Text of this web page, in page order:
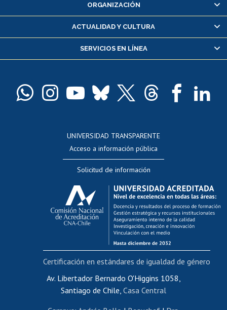
Consulta y certificado de notas
Servicio médico y dental
Pago de arancel y crédito alumnos
Docentes
Evaluación docente
Calificación académica
Postulación al AUCAI
Funcionarias/os
Cursos internos de capacitación
Bienestar del personal
Portal de movilidad interna
Certificado de renta
Certificado de renta honorarios
ORGANIZACIÓN
ACTUALIDAD Y CULTURA
SERVICIOS EN LÍNEA
UNIVERSIDAD TRANSPARENTE
Acceso a información pública
Solicitud de información
Av. Libertador Bernardo O'Higgins 1058,
Santiago de Chile, Casa Central
Certificación en estándares de igualdad de género